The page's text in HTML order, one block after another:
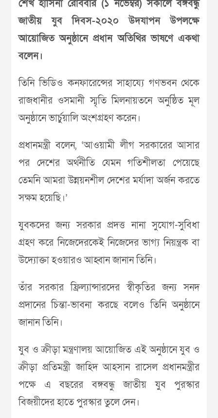
শেখ হাসিনা রোববার (১ নভেম্বর) সকালে বঙ্গবন্ধু
জাতীয় যুব দিবস-২০২০ উদযাপন উপলক্ষে
আয়োজিত অনুষ্ঠানে প্রধান অতিথির ভাষণে একথা
বলেন।
তিনি ভিডিও কনফারেন্সের সাহায্যে গণভবন থেকে
রাজধানীর ওসমানী স্মৃতি মিলনায়তনে অনুষ্ঠিত মূল
অনুষ্ঠানে ভার্চুয়ালি অংশগ্রহণ করেন।
প্রধানমন্ত্রী বলেন, ‘আওয়ামী লীগ সরকারের আসার
পর দেশের অর্থনীতি যেমন গতিশীলতা পেয়েছে
তেমনি আমরা উন্নয়নশীল দেশের মর্যাদা অর্জন করতে
সক্ষম হয়েছি।’
যুবকদের জন্য সরকার প্রদত্ত নানা সুযোগ-সুবিধা
গ্রহণ করে নিজেদেরকেই নিজেদের ভাগ্য নিয়ন্ত্রক বা
উদ্যোক্তা হওয়ারও আহ্বান জানান তিনি।
তাঁর সরকার ফ্রিল্যান্সারদের স্বীকৃতির জন্য সনদ
প্রদানের চিন্তা-ভাবনা করছে বলেও তিনি অনুষ্ঠানে
জানান তিনি।
যুব ও ক্রীড়া মন্ত্রণালয় আয়োজিত এই অনুষ্ঠানে যুব ও
ক্রীড়া প্রতিমন্ত্রী জাহিদ আহসান রাসেল প্রধানমন্ত্রীর
পক্ষে এ বছরের বঙ্গবন্ধু জাতীয় যুব পুরস্কার
বিজয়ীদের হাতে পুরস্কার তুলে দেন।